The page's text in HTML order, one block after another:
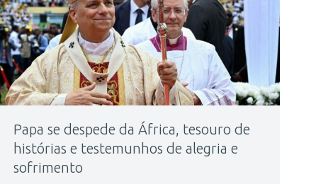
Papa se despede da África, tesouro de
histórias e testemunhos de alegria e
sofrimento